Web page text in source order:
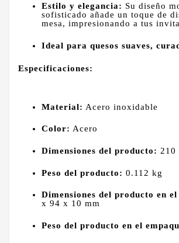
Estilo y elegancia: Su diseño
sofisticado añade un toque de
mesa, impresionando a tus
Ideal para quesos suaves,
Especificaciones:
Material: Acero inoxidable
Color: Acero
Dimensiones del producto: 210
Peso del producto: 0.112 kg
Dimensiones del producto en el
x 94 x 10 mm
Peso del producto en el